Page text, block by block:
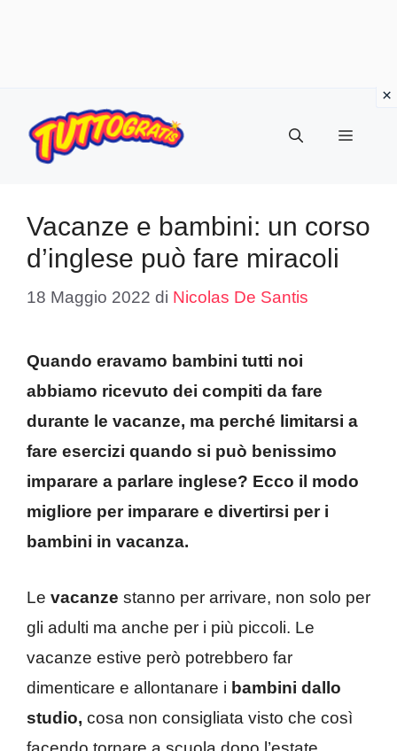
contenuto
Menu
Vacanze e bambini: un corso
d’inglese può fare miracoli
18 Maggio 2022 di Nicolas De Santis
Quando eravamo bambini tutti noi
abbiamo ricevuto dei compiti da fare
durante le vacanze, ma perché limitarsi a
fare esercizi quando si può benissimo
imparare a parlare inglese? Ecco il modo
migliore per imparare e divertirsi per i
bambini in vacanza.
Le vacanze stanno per arrivare, non solo per
gli adulti ma anche per i più piccoli. Le
vacanze estive però potrebbero far
dimenticare e allontanare i bambini dallo
studio, cosa non consigliata visto che così